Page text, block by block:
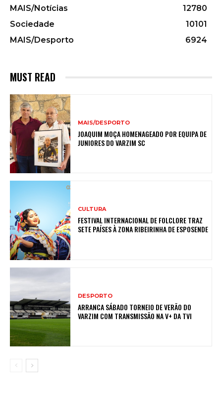
MAIS/Notícias
12780
Sociedade
10101
MAIS/Desporto
6924
MUST READ
MAIS/DESPORTO
JOAQUIM MOÇA HOMENAGEADO POR EQUIPA DE
JUNIORES DO VARZIM SC
CULTURA
FESTIVAL INTERNACIONAL DE FOLCLORE TRAZ
SETE PAÍSES À ZONA RIBEIRINHA DE ESPOSENDE
DESPORTO
ARRANCA SÁBADO TORNEIO DE VERÃO DO
VARZIM COM TRANSMISSÃO NA V+ DA TVI